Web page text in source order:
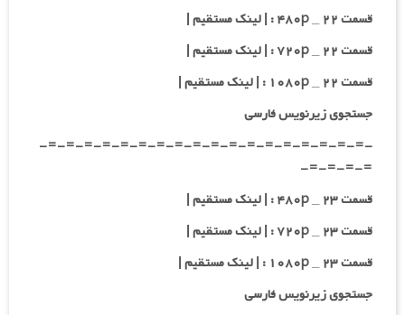
قسمت ۲۲ _ ۴۸۰p : | لینک مستقیم |
قسمت ۲۲ _ ۷۲۰p : | لینک مستقیم |
قسمت ۲۲ _ ۱۰۸۰p : | لینک مستقیم |
جستجوی زیرنویس فارسی
-=-=-=-=-=-=-=-=-=-=-=-=-=-=-=-=-=-=-
=-=-=-=-
قسمت ۲۳ _ ۴۸۰p : | لینک مستقیم |
قسمت ۲۳ _ ۷۲۰p : | لینک مستقیم |
قسمت ۲۳ _ ۱۰۸۰p : | لینک مستقیم |
جستجوی زیرنویس فارسی